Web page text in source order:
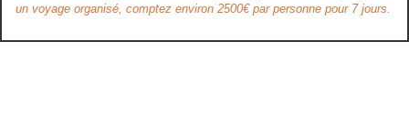
un voyage organisé, comptez environ 2500€ par personne pour 7 jours.